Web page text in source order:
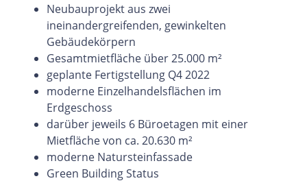
Neubauprojekt aus zwei
ineinandergreifenden, gewinkelten
Gebäudekörpern
Gesamtmietfläche über 25.000 m²
geplante Fertigstellung Q4 2022
moderne Einzelhandelsflächen im
Erdgeschoss
darüber jeweils 6 Büroetagen mit einer
Mietfläche von ca. 20.630 m²
moderne Natursteinfassade
Green Building Status